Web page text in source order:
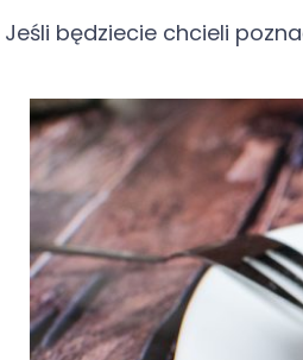
Jeśli będziecie chcieli